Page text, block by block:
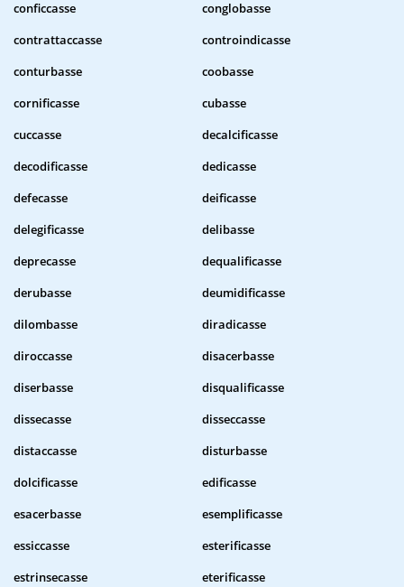
conficcasse
conglobasse
contrattaccasse
controindicasse
conturbasse
coobasse
cornificasse
cubasse
cuccasse
decalcificasse
decodificasse
dedicasse
defecasse
deificasse
delegificasse
delibasse
deprecasse
dequalificasse
derubasse
deumidificasse
dilombasse
diradicasse
diroccasse
disacerbasse
diserbasse
disqualificasse
dissecasse
disseccasse
distaccasse
disturbasse
dolcificasse
edificasse
esacerbasse
esemplificasse
essiccasse
esterificasse
estrinsecasse
eterificasse